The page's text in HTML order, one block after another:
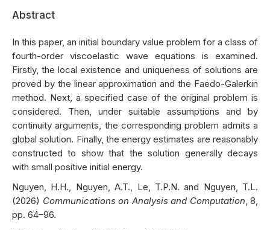
Abstract
In this paper, an initial boundary value problem for a class of
fourth-order viscoelastic wave equations is examined.
Firstly, the local existence and uniqueness of solutions are
proved by the linear approximation and the Faedo-Galerkin
method. Next, a specified case of the original problem is
considered. Then, under suitable assumptions and by
continuity arguments, the corresponding problem admits a
global solution. Finally, the energy estimates are reasonably
constructed to show that the solution generally decays
with small positive initial energy.
Nguyen, H.H., Nguyen, A.T., Le, T.P.N. and Nguyen, T.L.
(2026) Communications on Analysis and Computation, 8,
pp. 64–96.